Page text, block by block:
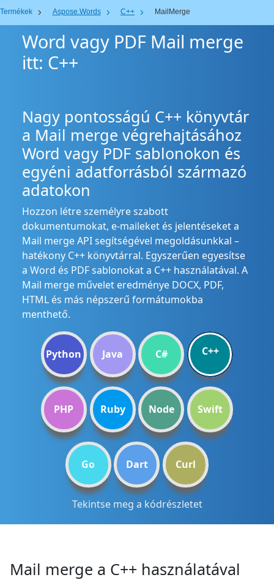
Termékek Aspose.Words C++ MailMerge
Word vagy PDF Mail merge
itt: C++
Nagy pontosságú C++ könyvtár
a Mail merge végrehajtásához
Word vagy PDF sablonokon és
egyéni adatforrásból származó
adatokon
Hozzon létre személyre szabott
dokumentumokat, e-maileket és jelentéseket a
Mail merge API segítségével megoldásunkkal –
hatékony C++ könyvtárral. Egyszerűen egyesítse
a Word és PDF sablonokat a C++ használatával. A
Mail merge művelet eredménye DOCX, PDF,
HTML és más népszerű formátumokba
menthető.
Python Java C# C++
PHP Ruby Node Swift
Go Dart Curl
Tekintse meg a kódrészletet
Mail merge a C++ használatával